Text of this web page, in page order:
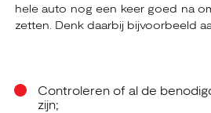
hele auto nog een keer goed na
zetten. Denk daarbij bijvoorbeeld
Controleren of al de
zijn;